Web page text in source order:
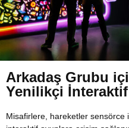
Arkadaş Grubu
Yenilikçi
Misafirlere, hareketler sensörce